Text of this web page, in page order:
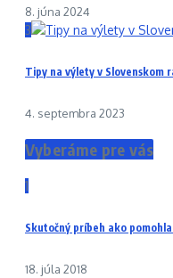
8. júna 2024
3
Tipy na výlety v Slovenskom
4. septembra 2023
Vyberáme pre vás
1
Skutočný príbeh ako
18. júla 2018